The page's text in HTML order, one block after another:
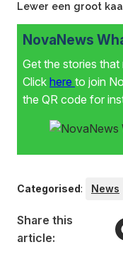
Lewer een groot
NovaNews
Get the stories
Click here to join
the QR code for
Categorised: News
Share this
article: